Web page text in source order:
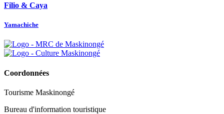
Filio & Caya
Yamachiche
Coordonnées
Tourisme Maskinongé
Bureau d'information touristique